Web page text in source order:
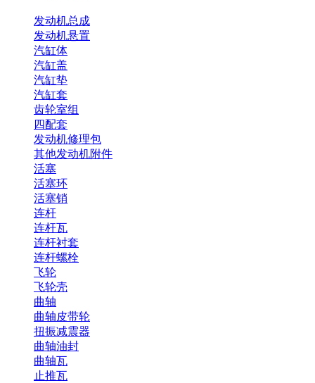
发动机总成
发动机悬置
汽缸体
汽缸盖
汽缸垫
汽缸套
齿轮室组
四配套
发动机修理包
其他发动机附件
活塞
活塞环
活塞销
连杆
连杆瓦
连杆衬套
连杆螺栓
飞轮
飞轮壳
曲轴
曲轴皮带轮
扭振减震器
曲轴油封
曲轴瓦
止推瓦